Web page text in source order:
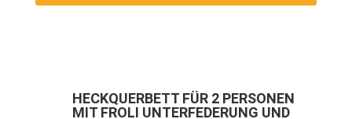
HECKQUERBETT FÜR 2 PERSONEN
MIT FROLI UNTERFEDERUNG UND